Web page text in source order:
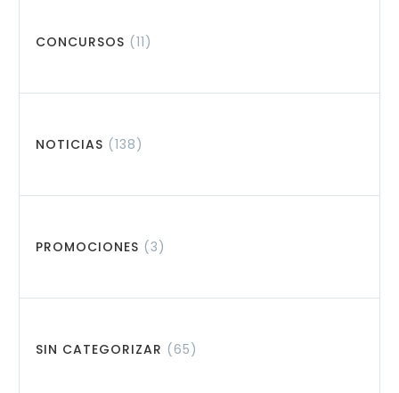
CONCURSOS (11)
NOTICIAS (138)
PROMOCIONES (3)
SIN CATEGORIZAR (65)